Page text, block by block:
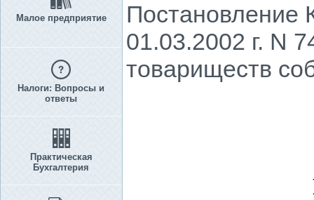
Малое предприятие
Налоги: Вопросы и
ответы
Практическая
Бухгалтерия
Постановление
01.03.2002 г. N
товариществ